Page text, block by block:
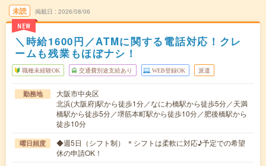
未読
NEW
掲載日 2026/08/06
＼時給1600円／ATMに関する電話対応！クレ
ームも残業もほぼナシ！
職種未経験OK 交通費別途支給あり WEB登録OK 派遣
勤務地
大阪市中央区
北浜(大阪府)駅から徒歩1分／なにわ橋駅から徒歩5分／天満
橋駅から徒歩5分／堺筋本町駅から徒歩10分／肥後橋駅から
徒歩10分
曜日頻度
◆週5日（シフト制） ＊シフトは柔軟に対応♪予定での希望
休の申請OK！